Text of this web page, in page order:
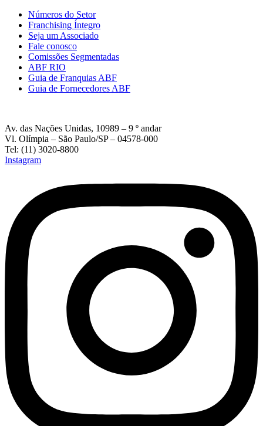
Números do Setor
Franchising Íntegro
Seja um Associado
Fale conosco
Comissões Segmentadas
ABF RIO
Guia de Franquias ABF
Guia de Fornecedores ABF
Av. das Nações Unidas, 10989 – 9 º andar
Vl. Olímpia – São Paulo/SP – 04578-000
Tel: (11) 3020-8800
Instagram